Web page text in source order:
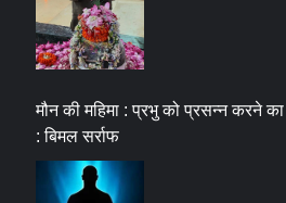
मौन की महिमा : प्रभु को प्रसन्न करने
: बिमल सर्राफ